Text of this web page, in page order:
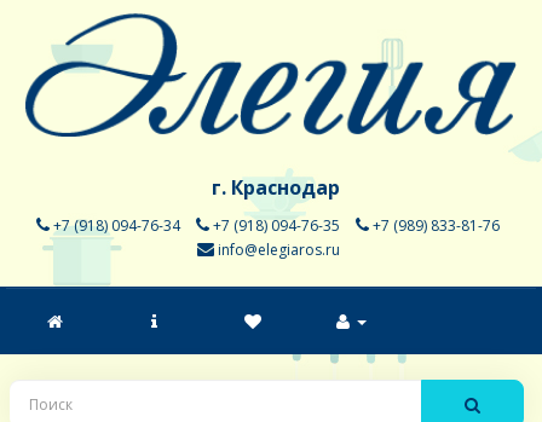
г. Краснодар
+7 (918) 094-76-34 +7 (918) 094-76-35
+7 (989) 833-81-76
info@elegiaros.ru